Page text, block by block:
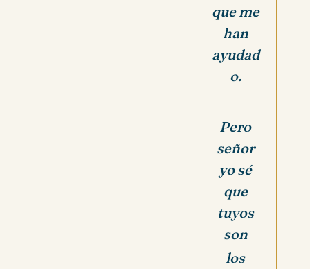
que me
han
ayudad
o.
Pero
señor
yo sé
que
tuyos
son
los